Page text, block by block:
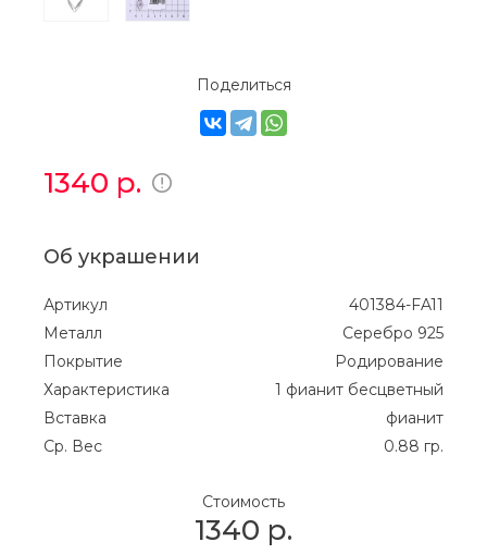
Поделиться
1340 р.
Об украшении
Артикул
401384-FA11
Металл
Серебро 925
Покрытие
Родирование
Характеристика
1 фианит бесцветный
Вставка
фианит
Ср. Вес
0.88 гр.
Стоимость
1340 р.